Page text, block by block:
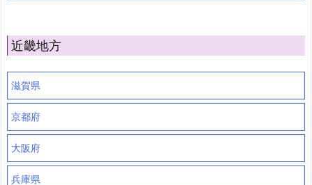
近畿地方
滋賀県
京都府
大阪府
兵庫県